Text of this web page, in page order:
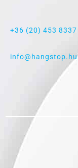
+36 (20) 453 8337
info@hangstop.hu